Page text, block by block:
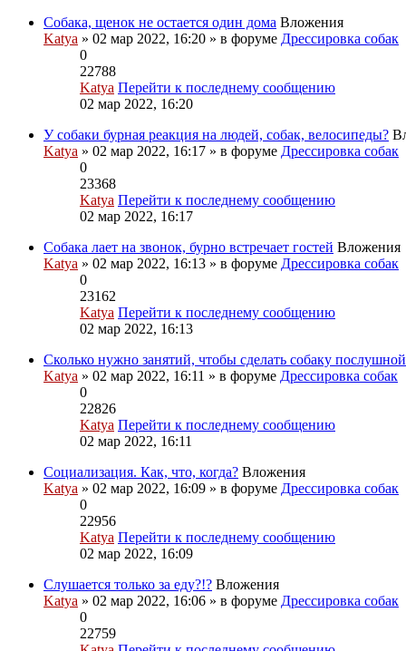
Собака, щенок не остается один дома Вложения
Katya » 02 мар 2022, 16:20 » в форуме Дрессировка собак
0
22788
Katya Перейти к последнему сообщению
02 мар 2022, 16:20
У собаки бурная реакция на людей, собак, велосипеды?
Katya » 02 мар 2022, 16:17 » в форуме Дрессировка собак
0
23368
Katya Перейти к последнему сообщению
02 мар 2022, 16:17
Собака лает на звонок, бурно встречает гостей Вложения
Katya » 02 мар 2022, 16:13 » в форуме Дрессировка собак
0
23162
Katya Перейти к последнему сообщению
02 мар 2022, 16:13
Сколько нужно занятий, чтобы сделать собаку
Katya » 02 мар 2022, 16:11 » в форуме Дрессировка собак
0
22826
Katya Перейти к последнему сообщению
02 мар 2022, 16:11
Социализация. Как, что, когда? Вложения
Katya » 02 мар 2022, 16:09 » в форуме Дрессировка собак
0
22956
Katya Перейти к последнему сообщению
02 мар 2022, 16:09
Слушается только за еду?!? Вложения
Katya » 02 мар 2022, 16:06 » в форуме Дрессировка собак
0
22759